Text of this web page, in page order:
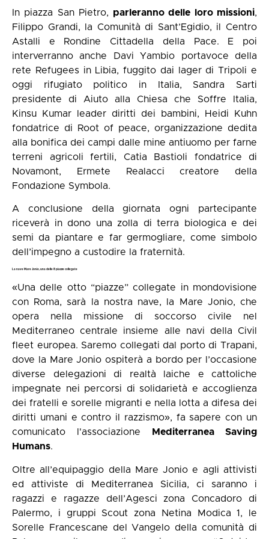
In piazza San Pietro, parleranno delle loro missioni,
Filippo Grandi, la Comunità di Sant’Egidio, il Centro
Astalli e Rondine Cittadella della Pace. E poi
interverranno anche Davi Yambio portavoce della
rete Refugees in Libia, fuggito dai lager di Tripoli e
oggi rifugiato politico in Italia, Sandra Sarti
presidente di Aiuto alla Chiesa che Soffre Italia,
Kinsu Kumar leader diritti dei bambini, Heidi Kuhn
fondatrice di Root of peace, organizzazione dedita
alla bonifica dei campi dalle mine antiuomo per farne
terreni agricoli fertili, Catia Bastioli fondatrice di
Novamont, Ermete Realacci creatore della
Fondazione Symbola.
A conclusione della giornata ogni partecipante
riceverà in dono una zolla di terra biologica e dei
semi da piantare e far germogliare, come simbolo
dell’impegno a custodire la fraternità.
La nave Mare Jonio, una delle 8 piazze collegate ​
«Una delle otto “piazze” collegate in mondovisione
con Roma, sarà la nostra nave, la Mare Jonio, che
opera nella missione di soccorso civile nel
Mediterraneo centrale insieme alle navi della Civil
fleet europea. Saremo collegati dal porto di Trapani,
dove la Mare Jonio ospiterà a bordo per l’occasione
diverse delegazioni di realtà laiche e cattoliche
impegnate nei percorsi di solidarietà e accoglienza
dei fratelli e sorelle migranti e nella lotta a difesa dei
diritti umani e contro il razzismo», fa sapere con un
comunicato l'associazione
Mediterranea Saving
Humans.
Oltre all’equipaggio della Mare Jonio e agli attivisti
ed attiviste di Mediterranea Sicilia, ci saranno i
ragazzi e ragazze dell’Agesci zona Concadoro di
Palermo, i gruppi Scout zona Netina Modica 1, le
Sorelle Francescane del Vangelo della comunità di